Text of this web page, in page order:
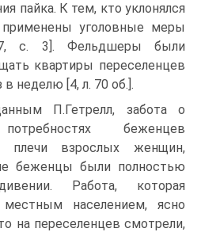
пайка. К тем, кто уклонялся
уголовные меры
c. 3]. Фельдшеры были
квартиры переселенцев
в неделю [4, л. 70 об.].
П.Гетрелл, забота о
беженцев
плечи взрослых женщин,
беженцы были полностью
Работа, которая
местным населением, ясно
на переселенцев смотрели,